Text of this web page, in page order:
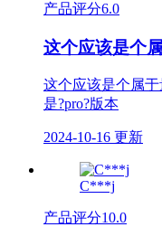
产品评分6.0
这个应该是个
这个应该是个属
是?pro?版本
2024-10-16 更新
C***j
产品评分10.0